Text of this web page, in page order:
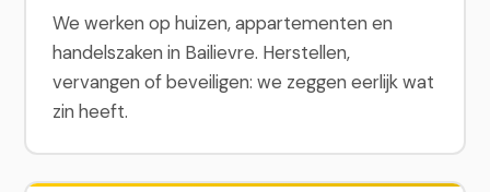
We werken op huizen, appartementen en
handelszaken in Bailievre. Herstellen,
vervangen of beveiligen: we zeggen eerlijk wat
zin heeft.